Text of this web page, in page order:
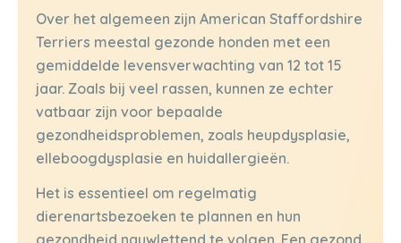
Over het algemeen zijn American Staffordshire
Terriers meestal gezonde honden met een
gemiddelde levensverwachting van 12 tot 15
jaar. Zoals bij veel rassen, kunnen ze echter
vatbaar zijn voor bepaalde
gezondheidsproblemen, zoals heupdysplasie,
elleboogdysplasie en huidallergieën.
Het is essentieel om regelmatig
dierenartsbezoeken te plannen en hun